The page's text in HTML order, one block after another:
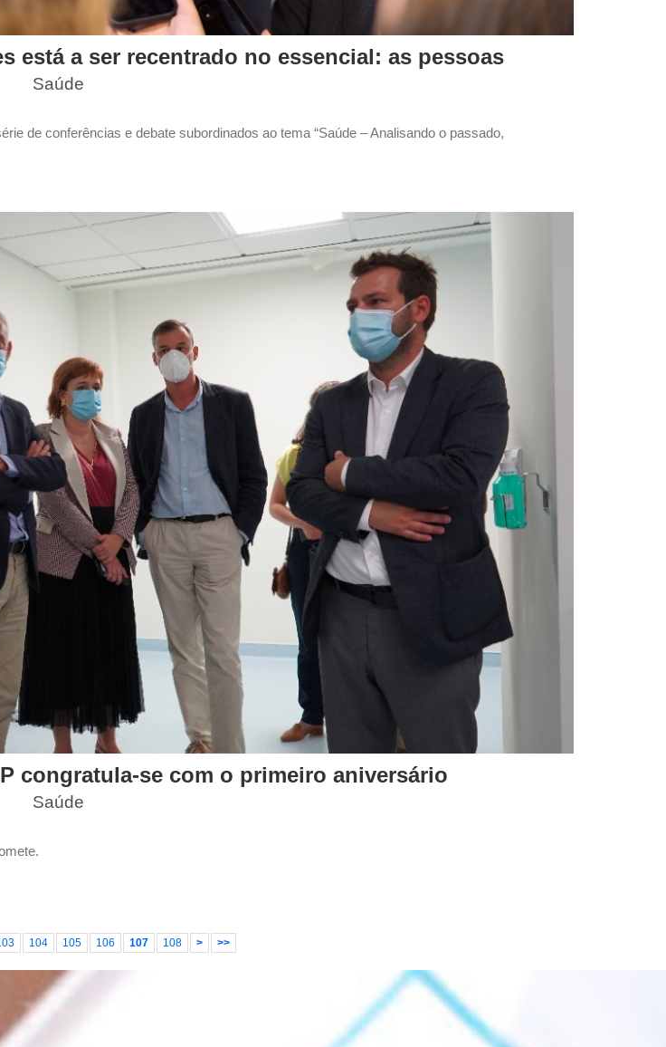
está a ser recentrado no essencial: as pessoas
Saúde
de conferências e debate subordinados ao tema “Saúde – Analisando o passado,
congratula-se com o primeiro aniversário
Saúde
104 105 106 107 108 > >>